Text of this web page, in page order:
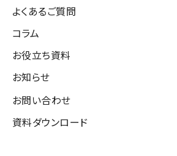
よくあるご質問
コラム
お役立ち資料
お知らせ
お問い合わせ
資料ダウンロード